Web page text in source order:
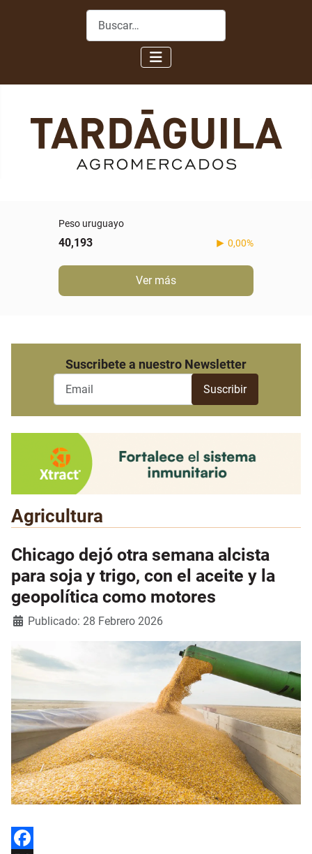
Buscar
Peso uruguayo
40,193 0,00%
Ver más
Suscribete a nuestro Newsletter
Agricultura
Chicago dejó otra semana alcista
para soja y trigo, con el aceite y la
geopolítica como motores
Detalles
Publicado: 28 Febrero 2026